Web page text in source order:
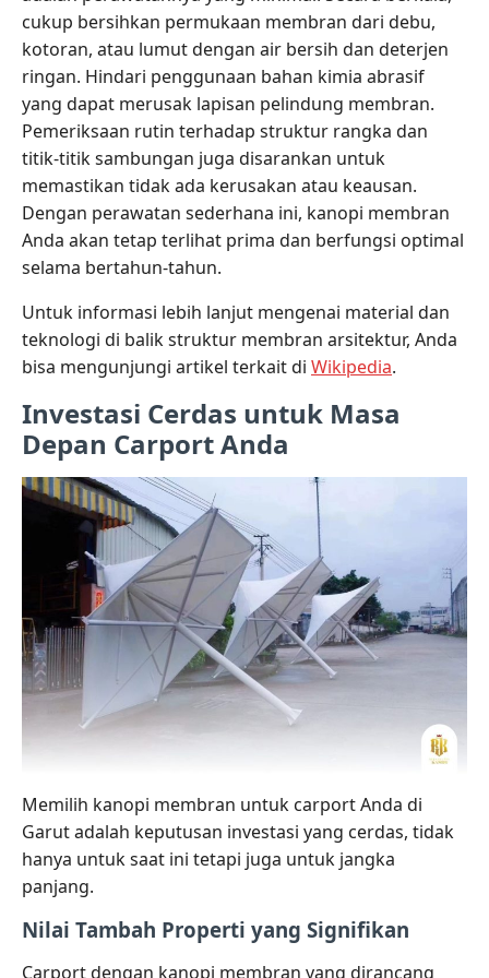
cukup bersihkan permukaan membran dari debu,
kotoran, atau lumut dengan air bersih dan deterjen
ringan. Hindari penggunaan bahan kimia abrasif
yang dapat merusak lapisan pelindung membran.
Pemeriksaan rutin terhadap struktur rangka dan
titik-titik sambungan juga disarankan untuk
memastikan tidak ada kerusakan atau keausan.
Dengan perawatan sederhana ini, kanopi membran
Anda akan tetap terlihat prima dan berfungsi optimal
selama bertahun-tahun.
Untuk informasi lebih lanjut mengenai material dan
teknologi di balik struktur membran arsitektur, Anda
bisa mengunjungi artikel terkait di Wikipedia.
Investasi Cerdas untuk Masa
Depan Carport Anda
Memilih kanopi membran untuk carport Anda di
Garut adalah keputusan investasi yang cerdas, tidak
hanya untuk saat ini tetapi juga untuk jangka
panjang.
Nilai Tambah Properti yang Signifikan
Carport dengan kanopi membran yang dirancang